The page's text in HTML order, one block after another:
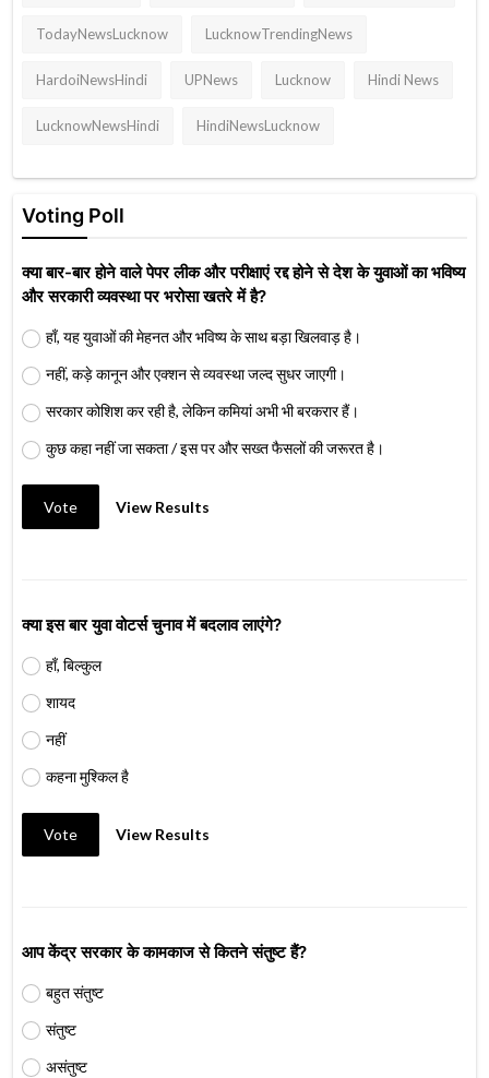
TodayNewsLucknow LucknowTrendingNews
HardoiNewsHindi UPNews Lucknow Hindi News
LucknowNewsHindi HindiNewsLucknow
Voting Poll
क्या बार-बार होने वाले पेपर लीक और परीक्षाएं रद्द होने से देश के युवाओं का भविष्य
और सरकारी व्यवस्था पर भरोसा खतरे में है?
हाँ, यह युवाओं की मेहनत और भविष्य के साथ बड़ा खिलवाड़ है।
नहीं, कड़े कानून और एक्शन से व्यवस्था जल्द सुधर जाएगी।
सरकार कोशिश कर रही है, लेकिन कमियां अभी भी बरकरार हैं।
कुछ कहा नहीं जा सकता / इस पर और सख्त फैसलों की जरूरत है।
Vote View Results
क्या इस बार युवा वोटर्स चुनाव में बदलाव लाएंगे?
हाँ, बिल्कुल
शायद
नहीं
कहना मुश्किल है
Vote View Results
आप केंद्र सरकार के कामकाज से कितने संतुष्ट हैं?
बहुत संतुष्ट
संतुष्ट
असंतुष्ट